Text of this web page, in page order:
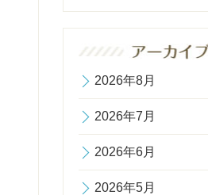
2026年8月
2026年7月
2026年6月
2026年5月